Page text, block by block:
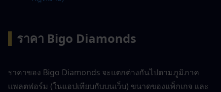
ราคา Bigo Diamonds
ราคาของ Bigo Diamonds จะแตกต่างกันไปตามภูมิภาค
แพลตฟอร์ม (ในแอปเทียบกับบนเว็บ) ขนาดของแพ็กเกจ และ